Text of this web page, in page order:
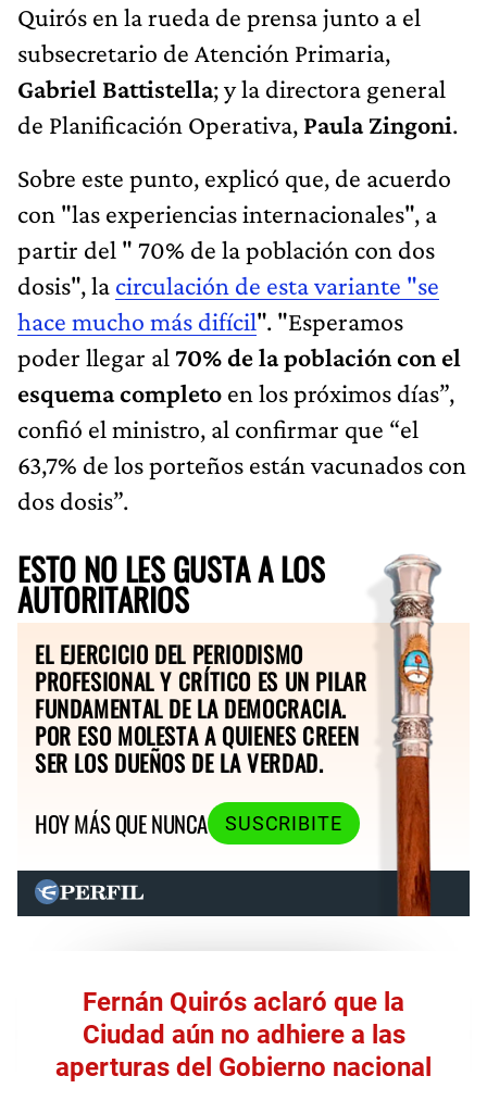
Quirós en la rueda de prensa junto a el
subsecretario de Atención Primaria,
Gabriel Battistella; y la directora general
de Planificación Operativa, Paula Zingoni.
Sobre este punto, explicó que, de acuerdo
con "las experiencias internacionales", a
partir del " 70% de la población con dos
dosis", la circulación de esta variante "se
hace mucho más difícil". "Esperamos
poder llegar al 70% de la población con el
esquema completo en los próximos días”,
confió el ministro, al confirmar que “el
63,7% de los porteños están vacunados con
dos dosis”.
ESTO NO LES GUSTA A LOS
AUTORITARIOS
EL EJERCICIO DEL PERIODISMO
PROFESIONAL Y CRÍTICO ES UN PILAR
FUNDAMENTAL DE LA DEMOCRACIA.
POR ESO MOLESTA A QUIENES CREEN
SER LOS DUEÑOS DE LA VERDAD.
HOY MÁS QUE NUNCA
SUSCRIBITE
Fernán Quirós aclaró que la
Ciudad aún no adhiere a las
aperturas del Gobierno nacional